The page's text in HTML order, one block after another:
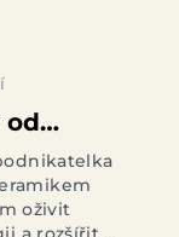
zeleníme
hledat
od
Kofolí
oživit